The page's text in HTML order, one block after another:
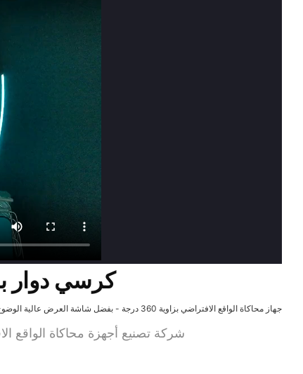
كرسي دوار بزاوية 360 درجة بتقنية الواقع
جهاز محاكاة الواقع الافتراضي بزاوية 360